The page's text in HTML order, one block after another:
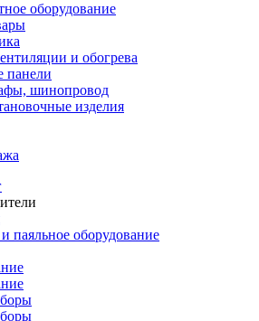
оборудование
и обогрева
панели
шинопровод
изделия